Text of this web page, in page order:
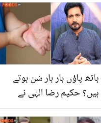
ہاتھ پاؤں بار بار سُن ہوتے
ہیں؟ حکیم رضا الہٰی نے